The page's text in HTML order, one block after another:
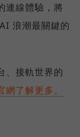
連線體驗，將
浪潮最關鍵的
、接軌世界的
網了解更多。